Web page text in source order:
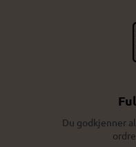
Du godkjenner